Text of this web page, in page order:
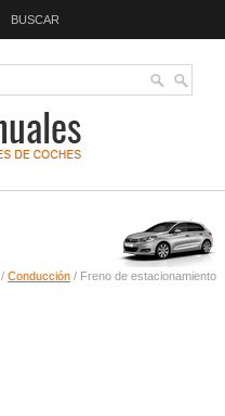
BUSCAR
/ Conducción / Freno de estacionamiento